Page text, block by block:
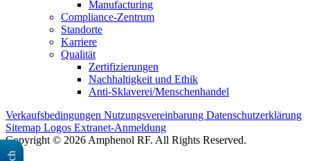
Manufacturing
Compliance-Zentrum
Standorte
Karriere
Qualität
Zertifizierungen
Nachhaltigkeit und Ethik
Anti-Sklaverei/Menschenhandel
Verkaufsbedingungen Nutzungsvereinbarung Datenschutzerklärung
Sitemap Logos Extranet-Anmeldung
Copyright © 2026 Amphenol RF. All Rights Reserved.